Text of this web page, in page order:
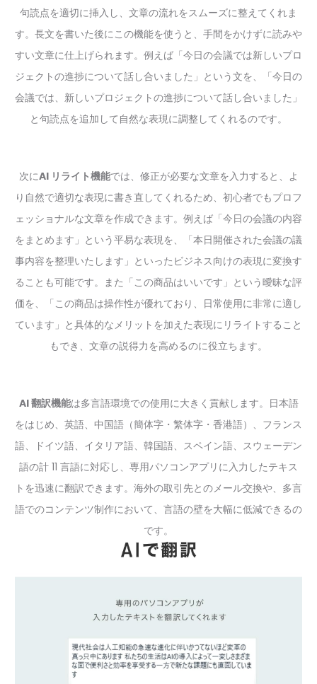
句読点を適切に挿入し、文章の流れをスムーズに整えてくれま
す。長文を書いた後にこの機能を使うと、手間をかけずに読みや
すい文章に仕上げられます。例えば「今日の会議では新しいプロ
ジェクトの進捗について話し合いました」という文を、「今日の
会議では、新しいプロジェクトの進捗について話し合いました」
と句読点を追加して自然な表現に調整してくれるのです。
次にAI リライト機能では、修正が必要な文章を入力すると、よ
り自然で適切な表現に書き直してくれるため、初心者でもプロフ
ェッショナルな文章を作成できます。例えば「今日の会議の内容
をまとめます」という平易な表現を、「本日開催された会議の議
事内容を整理いたします」といったビジネス向けの表現に変換す
ることも可能です。また「この商品はいいです」という曖昧な評
価を、「この商品は操作性が優れており、日常使用に非常に適し
ています」と具体的なメリットを加えた表現にリライトすること
もでき、文章の説得力を高めるのに役立ちます。
AI 翻訳機能は多言語環境での使用に大きく貢献します。日本語
をはじめ、英語、中国語（簡体字・繁体字・香港語）、フランス
語、ドイツ語、イタリア語、韓国語、スペイン語、スウェーデン
語の計 11 言語に対応し、専用パソコンアプリに入力したテキス
トを迅速に翻訳できます。海外の取引先とのメール交換や、多言
語でのコンテンツ制作において、言語の壁を大幅に低減できるの
です。